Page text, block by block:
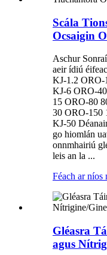
Scála
Ocsaigin
Aschur
aeir ídiú
KJ-1.2 ORO-
KJ-6 ORO-
15 ORO-80
30 ORO-150
KJ-50
go hiomlán
onnmhairiú
leis an la ...
Féach ar níos
Gléasra
agus